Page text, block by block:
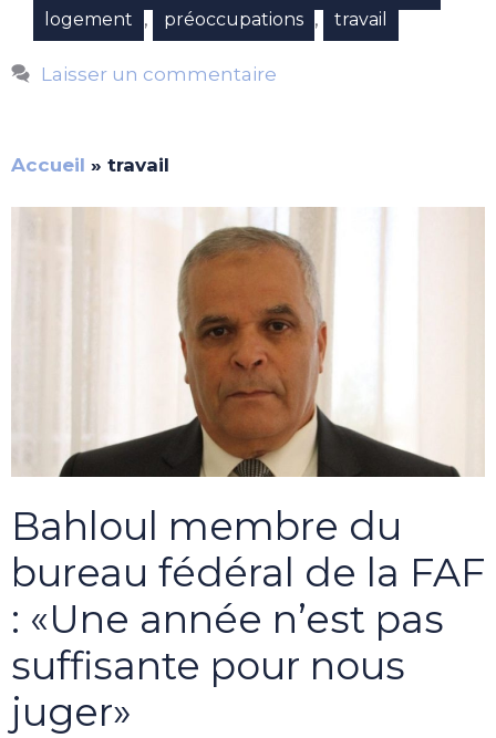
logement , préoccupations , travail
Laisser un commentaire
Accueil » travail
Bahloul membre du
bureau fédéral de la FAF
: «Une année n’est pas
suffisante pour nous
juger»